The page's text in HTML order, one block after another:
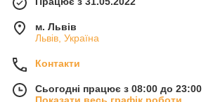
м. Львів
Львів, Україна
Контакти
Сьогодні працює з 08:00 до 23:00